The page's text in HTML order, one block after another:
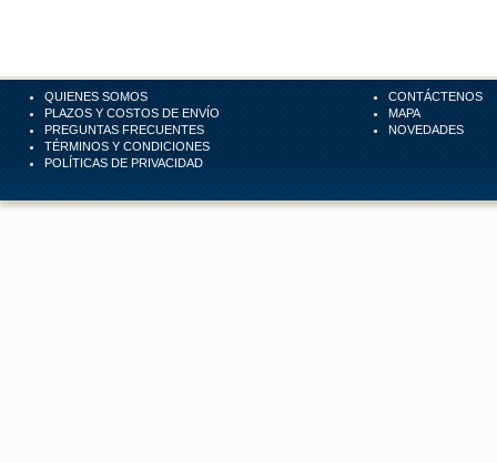
QUIENES SOMOS
PLAZOS Y COSTOS DE ENVÍO
PREGUNTAS FRECUENTES
TÉRMINOS Y CONDICIONES
POLÍTICAS DE PRIVACIDAD
CONTÁCTENOS
MAPA
NOVEDADES